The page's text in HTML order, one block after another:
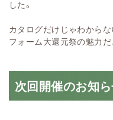
した。
カタログだけじゃわから
フォーム大還元祭の魅力
次回開催のお知